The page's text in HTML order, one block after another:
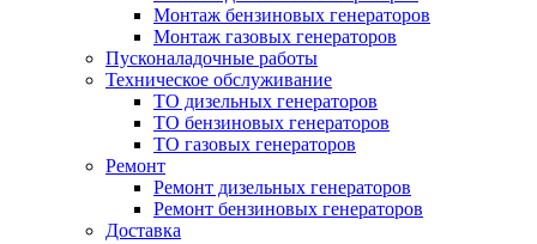
Монтаж бензиновых генераторов
Монтаж газовых генераторов
Пусконаладочные работы
Техническое обслуживание
ТО дизельных генераторов
ТО бензиновых генераторов
ТО газовых генераторов
Ремонт
Ремонт дизельных генераторов
Ремонт бензиновых генераторов
Доставка